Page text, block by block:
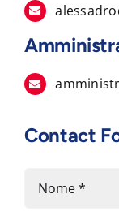
Contact